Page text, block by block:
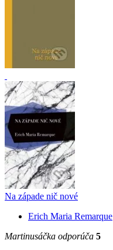
Na západe nič nové
Erich Maria Remarque
Martinusáčka odporúča 5